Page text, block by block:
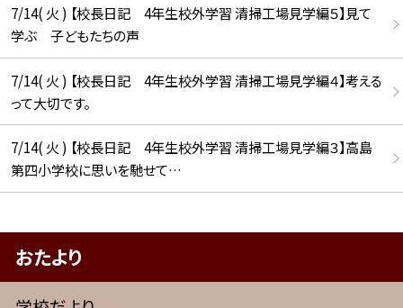
7/14( 火 ) 【校長日記 4年生校外学習 清掃工場見学編５】見て
学ぶ 子どもたちの声
7/14( 火 ) 【校長日記 4年生校外学習 清掃工場見学編４】考える
って大切です。
7/14( 火 ) 【校長日記 4年生校外学習 清掃工場見学編３】高島
第四小学校に思いを馳せて…
おたより